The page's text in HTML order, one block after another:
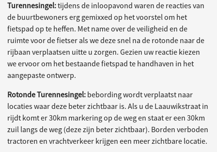
Turennesingel:tijdens de inloopavond waren de reacties van
de buurtbewoners erg gemixxed op het voorstel om het
fietspad op te heffen. Met name over de veiligheid en de
ruimte voor de fietser als we deze snel na de rotonde naar de
rijbaan verplaatsen uitte u zorgen. Gezien uw reactie kiezen
we ervoor om het bestaande fietspad te handhaven in het
aangepaste ontwerp.
Rotonde Turennesingel: bebording wordt verplaatst naar
locaties waar deze beter zichtbaar is. Als u de Laauwikstraat in
rijdt komt er 30km markering op de weg en staat er een 30km
zuil langs de weg (deze zijn beter zichtbaar). Borden verboden
tractoren en vrachtverkeer krijgen een meer zichtbare locatie.